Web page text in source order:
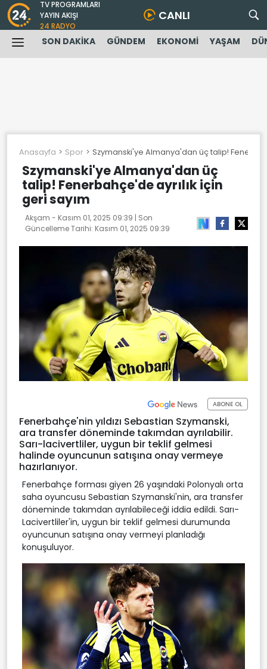
TV PROGRAMLARI
YAYIN AKIŞI
24 RADYO
CANLI
SON DAKİKA GÜNDEM EKONOMİ YAŞAM
Anasayfa Spor Szymanski'ye Almanya'dan üç talip!
Szymanski'ye Almanya'dan üç
talip! Fenerbahçe'de ayrılık için
geri sayım
Akşam - Kasım 01, 2025 09:39 | Son
Güncelleme Tarihi: Kasım 01, 2025 09:39
ABONE OL
Fenerbahçe'nin yıldızı Sebastian Szymanski,
ara transfer döneminde takımdan ayrılabilir.
Sarı-lacivertliler, uygun bir teklif gelmesi
halinde oyuncunun satışına onay vermeye
hazırlanıyor.
Fenerbahçe forması giyen 26 yaşındaki Polonyalı orta
saha oyuncusu Sebastian Szymanski'nin, ara transfer
döneminde takımdan ayrılabileceği iddia edildi. Sarı-
Lacivertliler'in, uygun bir teklif gelmesi durumunda
oyuncunun satışına onay vermeyi planladığı
konuşuluyor.